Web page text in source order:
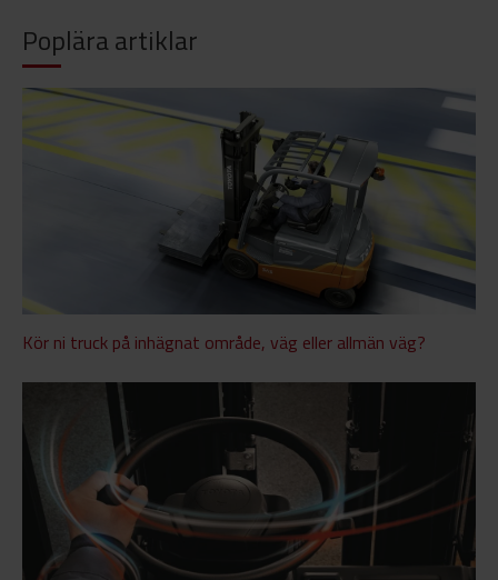
Poplära artiklar
Kör ni truck på inhägnat område, väg eller allmän väg?